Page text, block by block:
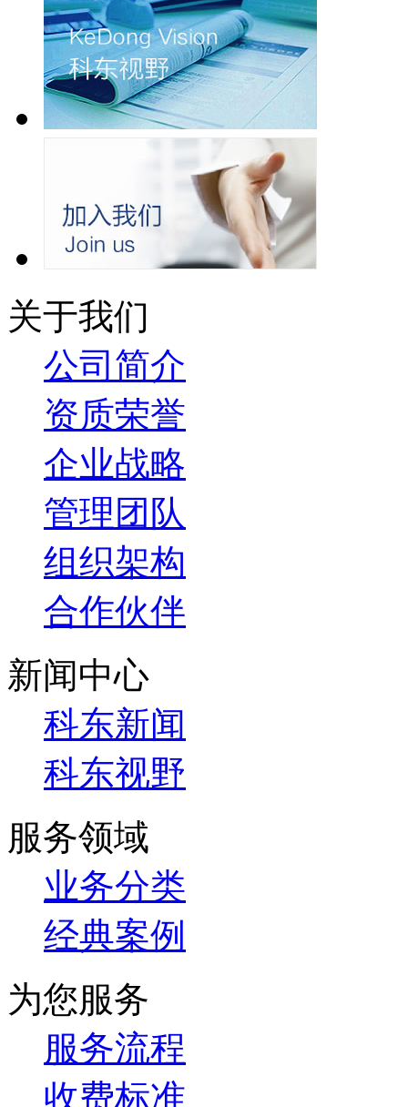
关于我们
公司简介
资质荣誉
企业战略
管理团队
组织架构
合作伙伴
新闻中心
科东新闻
科东视野
服务领域
业务分类
经典案例
为您服务
服务流程
收费标准